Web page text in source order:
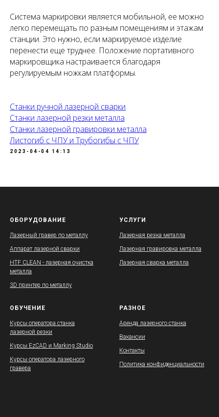
Система маркировки является мобильной, ее можно
легко перемещать по разным помещениям и этажам
станции. Это нужно, если маркируемое изделие
перенести еще труднее. Положение портативного
маркировщика настраивается благодаря
регулируемым ножкам платформы.
Станки ручной лазерной сварки
Станки лазерной резки металла
Станки лазерной гравировки металла
Листогиб с ЧПУ и Трубогибы с ЧПУ
2023-04-04 14:13
ОБОРУДОВАНИЕ
Лазерный гравер по металлу
Аппарат лазерной сварки
HTF CLEAN - лазерная очистка
металла
3D принтер по металлу
УСЛУГИ
Лазерная резка металла
Лазерная гравировка металла
Лазерная сварка металла
ОБУЧЕНИЕ
Курсы оператора станка
лазерной резки
Курсы EzCAD и Marking Studio
Курсы оператора лазерного
гравера
РАЗНОЕ
Аренда лазерного станка
Вакансии
Контакты
Политика конфиденциальности